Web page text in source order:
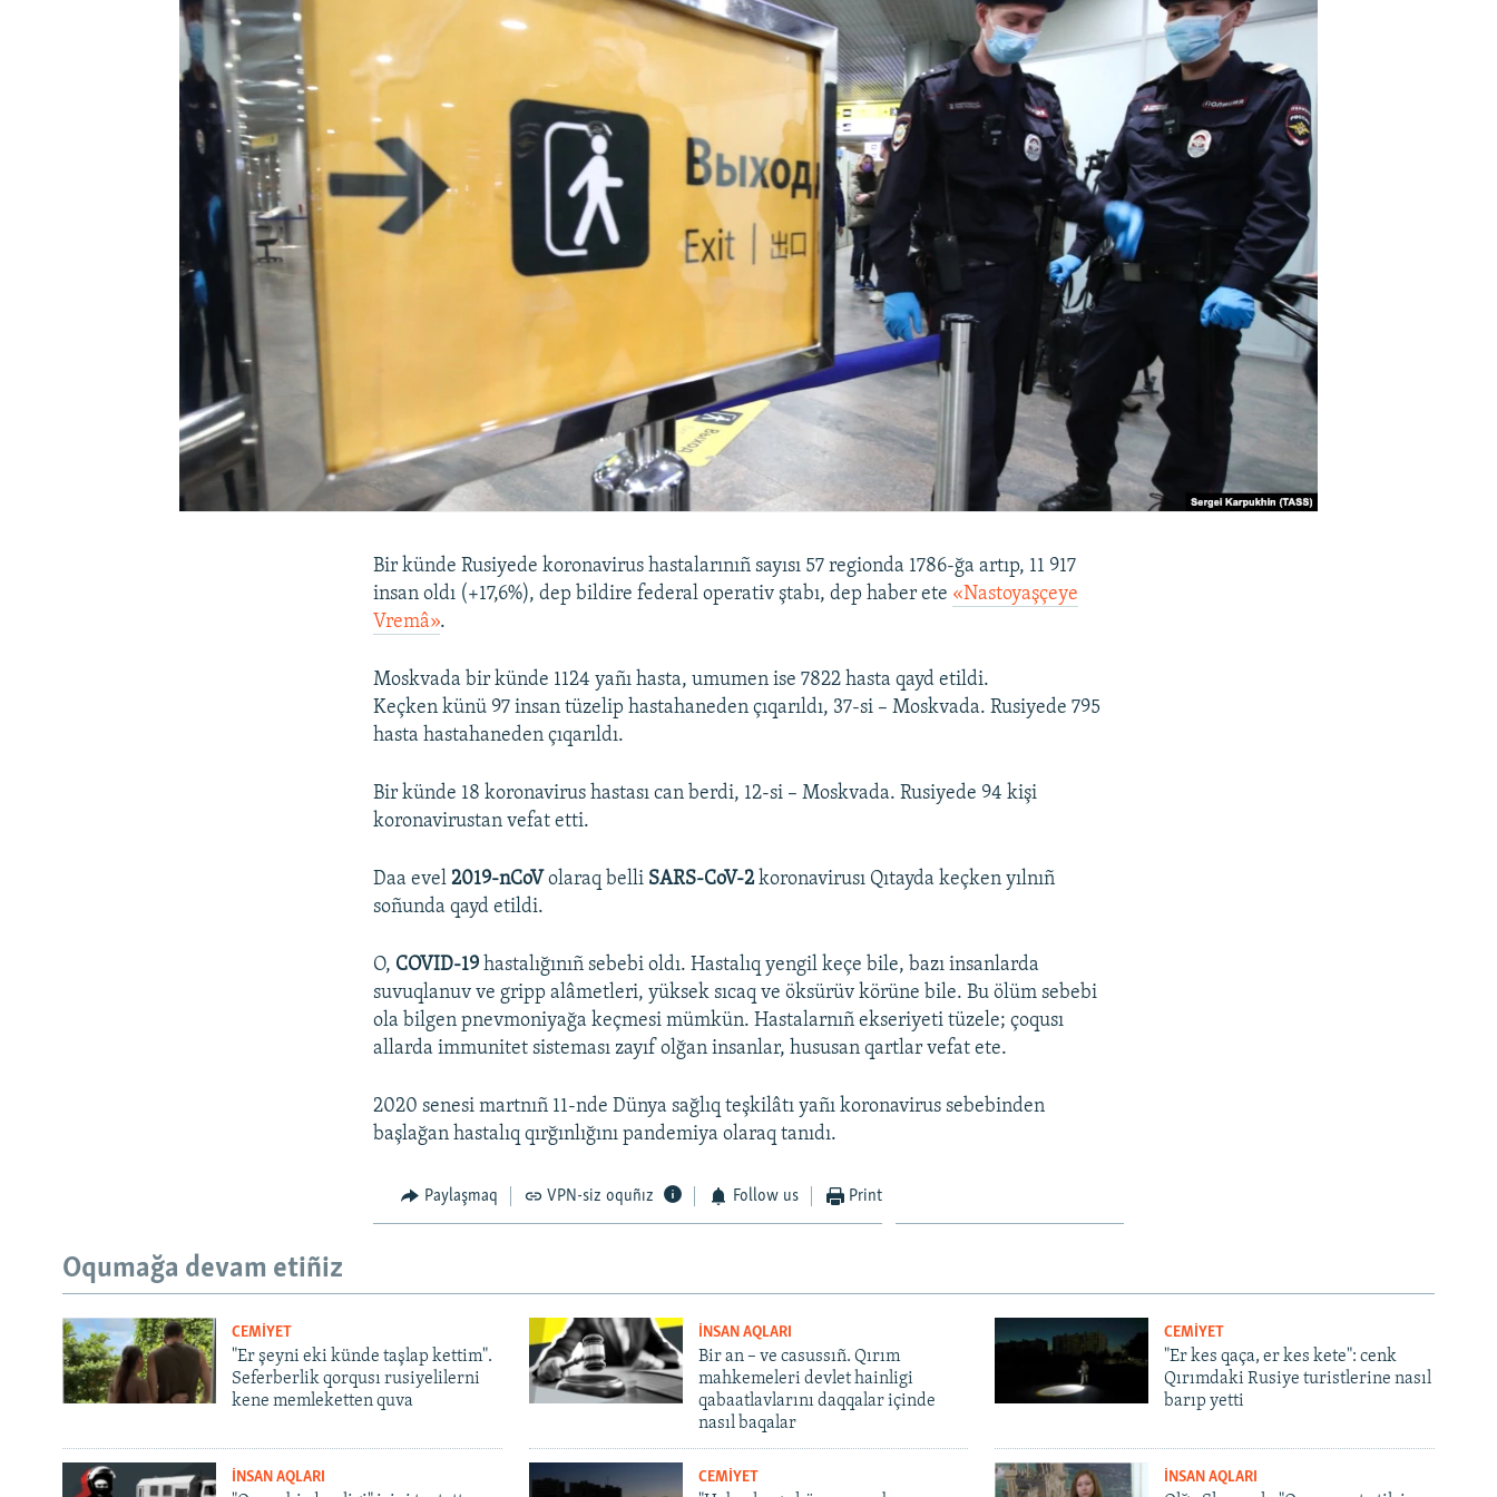
Bir künde Rusiyede koronavirus hastalarınıñ sayısı 57 regionda 1786-ğa artıp, 11 917
insan oldı (+17,6%), dep bildire federal operativ ştabı, dep haber ete «Nastoyaşçeye
Vremâ».
Moskvada bir künde 1124 yañı hasta, umumen ise 7822 hasta qayd etildi.
Keçken künü 97 insan tüzelip hastahaneden çıqarıldı, 37-si – Moskvada. Rusiyede 795
hasta hastahaneden çıqarıldı.
Bir künde 18 koronavirus hastası can berdi, 12-si – Moskvada. Rusiyede 94 kişi
koronavirustan vefat etti.
Daa evel2019-nCoVolaraq belli SARS-CoV-2koronavirusı Qıtayda keçken yılnıñ
soñunda qayd etildi.
O, COVID-19 hastalığınıñ sebebi oldı. Hastalıq yengil keçe bile, bazı insanlarda
suvuqlanuv ve gripp alâmetleri, yüksek sıcaq ve öksürüv körüne bile. Bu ölüm sebebi
ola bilgen pnevmoniyağa keçmesi mümkün. Hastalarnıñ ekseriyeti tüzele; çoqusı
allarda immunitet sisteması zayıf olğan insanlar, hususan qartlar vefat ete.
2020 senesi martnıñ 11-nde Dünya sağlıq teşkilâtı yañı koronavirus sebebinden
başlağan hastalıq qırğınlığını pandemiya olaraq tanıdı.
Paylaşmaq VPN-siz oquñız Follow us Print
Oqumağa devam etiñiz
CEMİYET
"Er şeyni eki künde taşlap kettim".
Seferberlik qorqusı rusiyelilerni
kene memleketten quva
İNSAN AQLARI
Bir an – ve casussıñ. Qırım
mahkemeleri devlet hainligi
qabaatlavlarını daqqalar içinde
nasıl baqalar
CEMİYET
"Er kes qaça, er kes kete": cenk
Qırımdaki Rusiye turistlerine nasıl
barıp yetti
İNSAN AQLARI CEMİYET İNSAN AQLARI